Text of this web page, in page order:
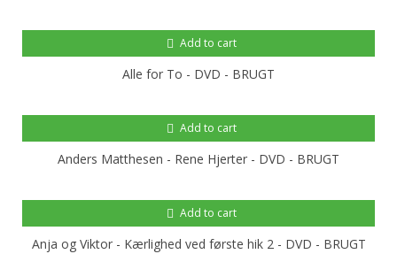
Add to cart
Alle for To - DVD - BRUGT
Add to cart
Anders Matthesen - Rene Hjerter - DVD - BRUGT
Add to cart
Anja og Viktor - Kærlighed ved første hik 2 - DVD - BRUGT